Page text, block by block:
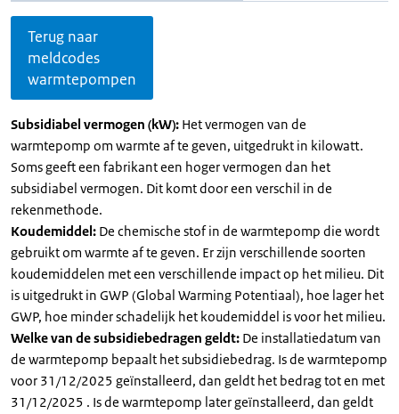
Terug naar
meldcodes
warmtepompen
Subsidiabel vermogen (kW): Het vermogen van de
warmtepomp om warmte af te geven, uitgedrukt in kilowatt.
Soms geeft een fabrikant een hoger vermogen dan het
subsidiabel vermogen. Dit komt door een verschil in de
rekenmethode.
Koudemiddel: De chemische stof in de warmtepomp die wordt
gebruikt om warmte af te geven. Er zijn verschillende soorten
koudemiddelen met een verschillende impact op het milieu. Dit
is uitgedrukt in GWP (Global Warming Potentiaal), hoe lager het
GWP, hoe minder schadelijk het koudemiddel is voor het milieu.
Welke van de subsidiebedragen geldt: De installatiedatum van
de warmtepomp bepaalt het subsidiebedrag. Is de warmtepomp
voor 31/12/2025 geïnstalleerd, dan geldt het bedrag tot en met
31/12/2025 . Is de warmtepomp later geïnstalleerd, dan geldt